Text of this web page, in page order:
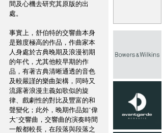
間及心機去研究其原版的出
處。
事實上，舒伯特的交響曲本身
是難度極高的作品，作曲家本
人身處於古典晚期及浪漫初期
的年代，尤其他較早期的作
品，有著古典清晰通透的音色
及較嚴謹的樂曲架構，同時又
流露著浪漫主義如歌似的旋
律、戲劇性的對比及豐富的和
聲變化；此外，晚期作品如“偉
大”交響曲，交響曲的演奏時間
一般都較長，在段落與段落之